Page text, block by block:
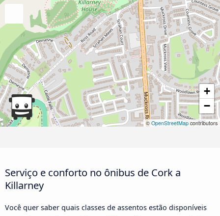
+
−
© OpenStreetMapcontributors
Serviço e conforto no ônibus de Cork a
Killarney
Você quer saber quais classes de assentos estão disponíveis